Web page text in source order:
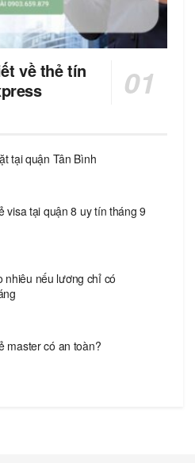
về thẻ tín
tại quận Tân Bình
visa tại quận 8 uy tín tháng 9
nhiêu nếu lương chỉ có
master có an toàn?